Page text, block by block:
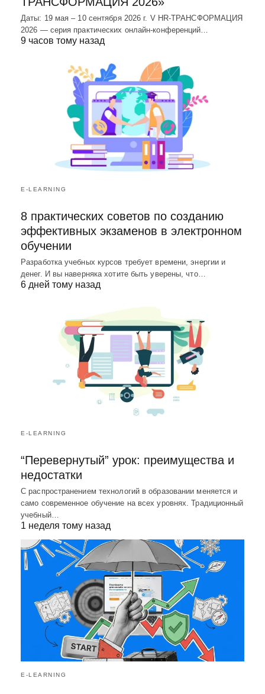
Даты: 19 мая – 10 сентября 2026 г. V HR-ТРАНСФОРМАЦИЯ
2026 — серия практических онлайн-конференций…
9 часов тому назад
E-LEARNING
8 практических советов по созданию
эффективных экзаменов в электронном
обучении
Разработка учебных курсов требует времени, энергии и
денег. И вы наверняка хотите быть уверены, что…
6 дней тому назад
E-LEARNING
“Перевернутый” урок: преимущества и
недостатки
С распространением технологий в образовании меняется и
само современное обучение на всех уровнях. Традиционный
учебный…
1 неделя тому назад
E-LEARNING